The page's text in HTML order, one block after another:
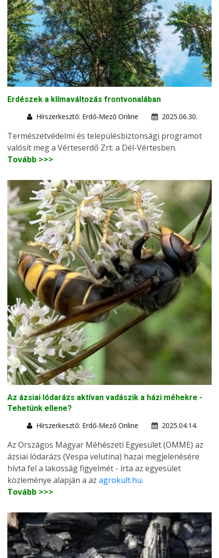
Erdészek a klímaváltozás frontvonalában
Hírszerkesztő: Erdő-Mező Online
2025.06.30.
Természetvédelmi és településbiztonsági programot
valósít meg a Vérteserdő Zrt. a Dél-Vértesben.
Tovább >>>
Az ázsiai lódarázs aktívan vadászik a házi méhekre -
Tehetünk ellene?
Hírszerkesztő: Erdő-Mező Online
2025.04.14.
Az Országos Magyar Méhészeti Egyesület (OMME) az
ázsiai lódarázs (Vespa velutina) hazai megjelenésére
hívta fel a lakosság figyelmét - írta az egyesület
közleménye alapján a az agrokult.hu.
Tovább >>>